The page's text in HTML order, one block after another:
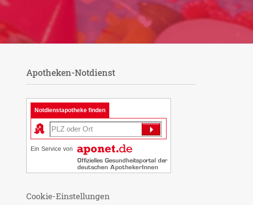
Apotheken-Notdienst
Notdienstapotheke finden
Ein Service von
Cookie-Einstellungen